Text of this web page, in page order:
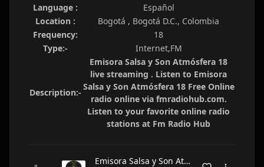
Language :
Español
Location :
Bogotá , Bogotá D.C., Colombia
Frequency:
18
Type:-
Internet,FM
Description:-
Emisora Salsa y Son Atmósfera 18
live streaming . Listen to Emisora
Salsa y Son Atmósfera 18 Free Online
radio online via fmradiohub.com.
Listen to your favorite online radio
stations at Fm Radio Hub
Emisora Salsa y Son Atmósfera 18